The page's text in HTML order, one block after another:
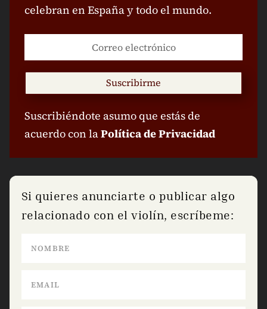
celebran en España y todo el mundo.
Suscribirme
Suscribiéndote asumo que estás de
acuerdo con laPolítica de Privacidad
Si quieres anunciarte o publicar algo
relacionado con el violín, escríbeme: